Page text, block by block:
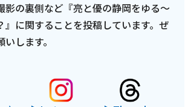
2026年2月2日
テレビ
県 清水町のスイーツ巡りRUN！
日 9:00~ 放送開始】
影の裏側など『亮と優の静岡をゆる～
』に関することを投稿しています。ぜ
します。